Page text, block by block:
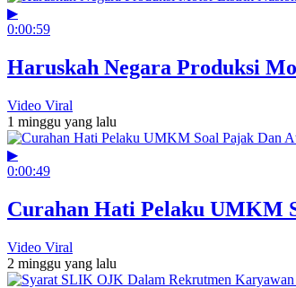
▶
0:00:59
Haruskah Negara Produksi
Video Viral
1 minggu yang lalu
▶
0:00:49
Curahan Hati Pelaku UMKM
Video Viral
2 minggu yang lalu